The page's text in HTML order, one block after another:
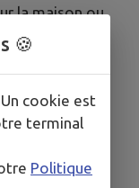
la maison ou
flâner ou
du village, le
du village.
🍪
cookie est
terminal
Politique